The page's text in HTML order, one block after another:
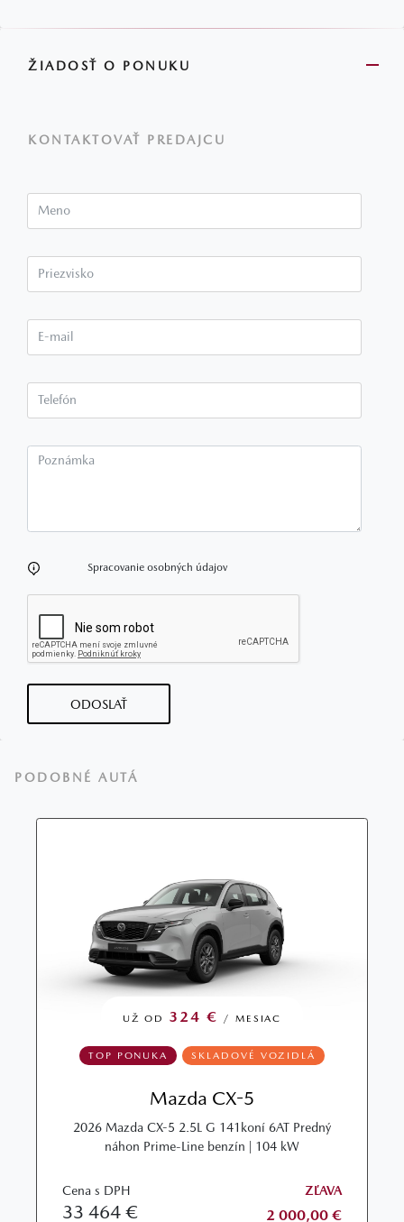
ŽIADOSŤ O PONUKU
KONTAKTOVAŤ PREDAJCU
Spracovanie osobných údajov
ODOSLAŤ
PODOBNÉ AUTÁ
UŽ OD 324 € / MESIAC
TOP PONUKA SKLADOVÉ VOZIDLÁ
Mazda CX-5
2026 Mazda CX-5 2.5L G 141koní 6AT Predný
náhon Prime-Line benzín | 104 kW
Cena s DPH
33 464 €
ZĽAVA
2 000,00 €